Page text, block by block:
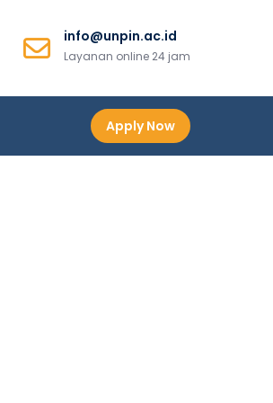
info@unpin.ac.id
Layanan online 24 jam
Apply Now